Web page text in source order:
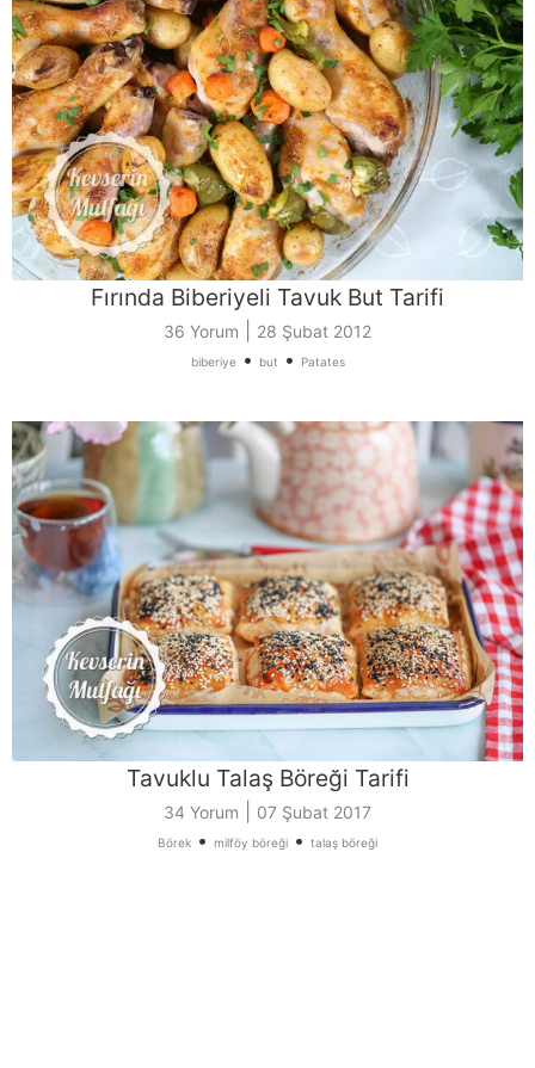
Fırında Biberiyeli Tavuk But Tarifi
36 Yorum 28 Şubat 2012
biberiye• but • Patates
Tavuklu Talaş Böreği Tarifi
34 Yorum 07 Şubat 2017
Börek • milföy böreği • talaş böreği